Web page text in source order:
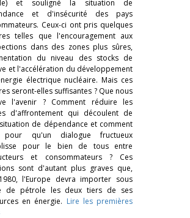
et souligné la situation de
et d'insécurité des pays
Ceux-ci ont pris quelques
telles que l'encouragement aux
dans des zones plus sûres,
du niveau des stocks de
et l'accélération du développement
électrique nucléaire. Mais ces
seront-elles suffisantes ? Que nous
l'avenir ? Comment réduire les
d'affrontement qui découlent de
de dépendance et comment
qu'un dialogue fructueux
pour le bien de tous entre
et consommateurs ? Ces
sont d'autant plus graves que,
l'Europe devra importer sous
de pétrole les deux tiers de ses
en énergie. Lire les premières